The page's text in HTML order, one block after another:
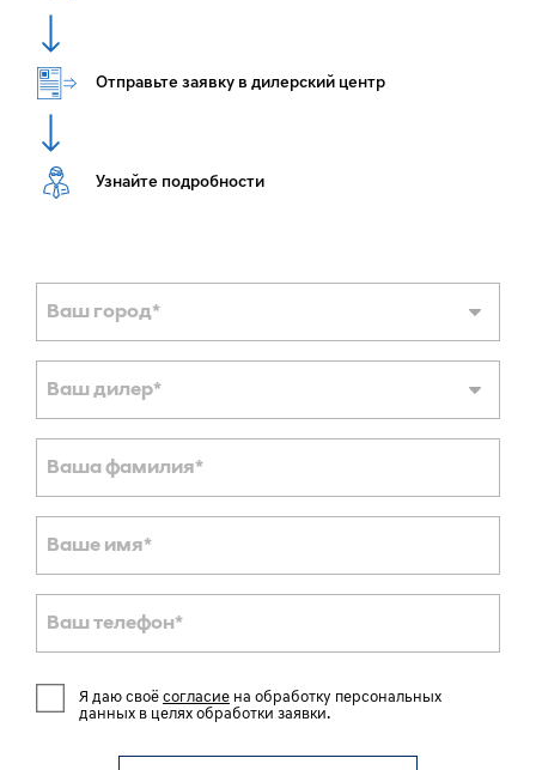
Отправьте заявку в дилерский центр
Узнайте подробности
Ваш город*
Ваш дилер*
Ваша фамилия*
Ваше имя*
Ваш телефон*
Я даю своё согласие на обработку персональных
данных в целях обработки заявки.